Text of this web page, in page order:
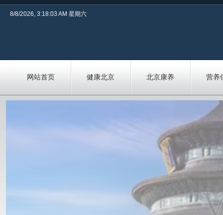
网站首页 健康北京 北京康养 营养
8/8/2026, 3:18:03 AM 星期六